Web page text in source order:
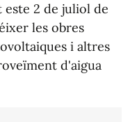
este 2 de juliol de
les obres
i altres
d'aigua